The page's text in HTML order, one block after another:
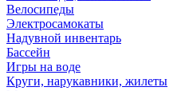
Велосипеды
Электросамокаты
Надувной инвентарь
Бассейн
Игры на воде
Круги, нарукавники, жилеты